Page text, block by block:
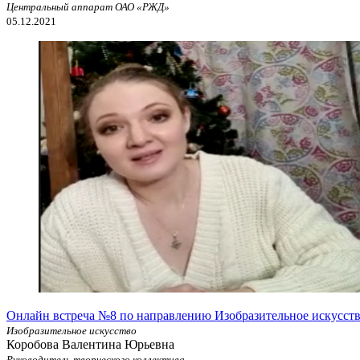
Центральный аппарат ОАО «РЖД»
05.12.2021
Онлайн встреча №8 по направлению Изобразительное
Изобразительное искусство
Коробова Валентина Юрьевна